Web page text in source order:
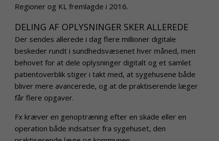
Regioner og KL fremlagde i 2016.
DELING AF OPLYSNINGER SKER ALLEREDE
Der sendes allerede i dag flere millioner digitale
beskeder rundt i sundhedsvæsenet hver måned, men
behovet for at dele oplysninger digitalt og et samlet
patientoverblik stiger i takt med, at sygehusene både
bliver mere avancerede, og at de praktiserende læger
får flere opgaver.
Fx kræver en genoptræning efter en skade eller en
operation både indsatser fra sygehuset, den